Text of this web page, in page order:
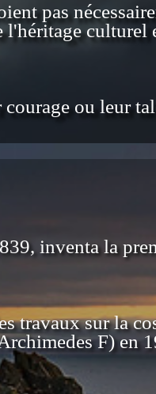
pas
culturel
ou leur
inventa la
travaux sur la
F) en